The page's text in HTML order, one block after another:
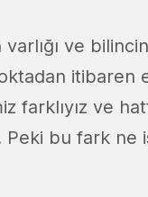
varlığı ve
itibaren
farklıyız ve
bu fark ne